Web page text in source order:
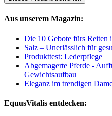
Aus unserem Magazin:
Die 10 Gebote fürs Reiten
Salz – Unerlässlich für
Produkttest: Lederpflege
Abgemagerte Pferde -
Gewichtsaufbau
Eleganz im trendigen
EquusVitalis entdecken: